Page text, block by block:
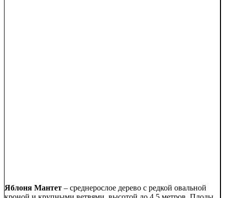
Яблоня Мантет – среднерослое дерево с редкой овальной